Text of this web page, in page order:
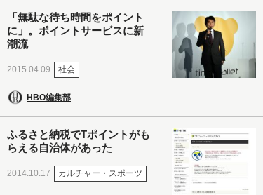
「無駄な待ち時間をポイント
に」。ポイントサービスに新
潮流
2015.04.09 社会
HBO編集部
ふるさと納税でTポイントがも
らえる自治体があった
2014.10.17 カルチャー・スポーツ